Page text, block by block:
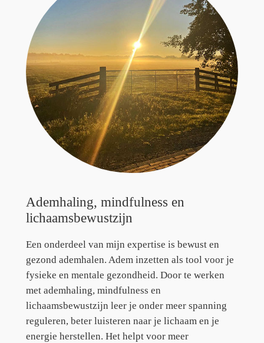
Ademhaling, mindfulness en
lichaamsbewustzijn
Een onderdeel van mijn expertise is bewust en
gezond ademhalen. Adem inzetten als tool voor je
fysieke en mentale gezondheid. Door te werken
met ademhaling, mindfulness en
lichaamsbewustzijn leer je onder meer spanning
reguleren, beter luisteren naar je lichaam en je
energie herstellen. Het helpt voor meer